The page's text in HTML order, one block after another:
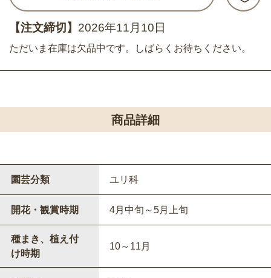
【注文締切】 2026年11月10日
ただいま在庫は欠品中です。しばらくお待ちください。
商品詳細
園芸分類 ユリ科
開花・観賞時期 4月中旬～5月上旬
種まき、植え付
け時期
10～11月